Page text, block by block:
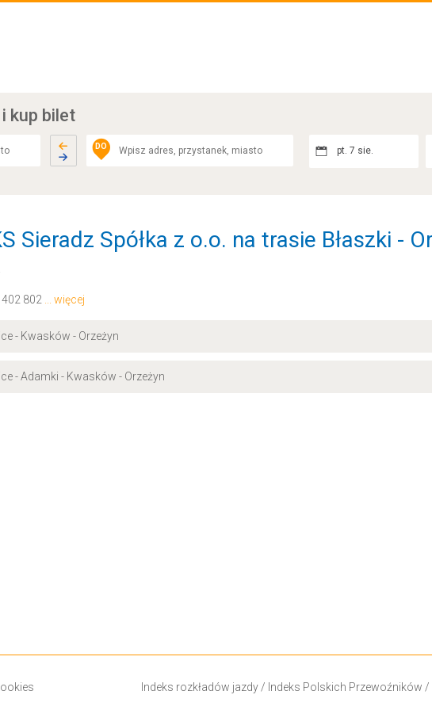
i kup bilet
DO pt. 7 sie.
Sieradz Spółka z o.o. na trasie Błaszki -
802 ... więcej
- Kwasków - Orzeżyn
- Adamki - Kwasków - Orzeżyn
Indeks rozkładów jazdy/ Indeks Polskich Przewoźników /